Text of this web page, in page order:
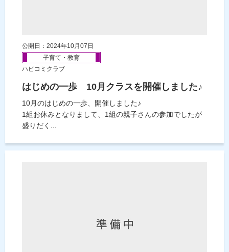
公開日：2024年10月07日
子育て・教育
ハピコミクラブ
はじめの一歩 10月クラスを開催しました♪
10月のはじめの一歩、開催しました♪
1組お休みとなりまして、1組の親子さんの参加でしたが
盛りだく...